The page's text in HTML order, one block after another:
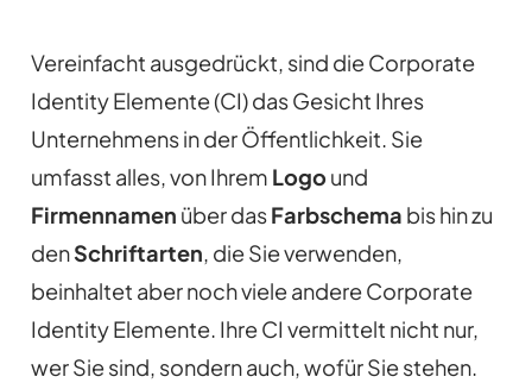
Vereinfacht ausgedrückt, sind die Corporate
Identity Elemente (CI) das Gesicht Ihres
Unternehmens in der Öffentlichkeit. Sie
umfasst alles, von Ihrem Logound
Firmennamen über dasFarbschema bis hin zu
denSchriftarten, die Sie verwenden,
beinhaltet aber noch viele andere Corporate
Identity Elemente. Ihre CI vermittelt nicht nur,
wer Sie sind, sondern auch, wofür Sie stehen.